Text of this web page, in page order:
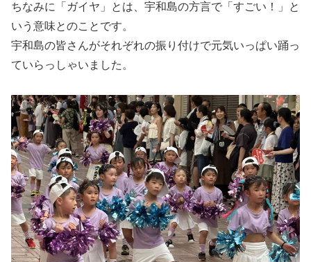
ちなみに「ガイヤ」とは、宇和島の方言で「すごい！」と
いう意味とのことです。
宇和島の皆さんがそれぞれの振り付けで元気いっぱい踊っ
ていらっしゃいました。